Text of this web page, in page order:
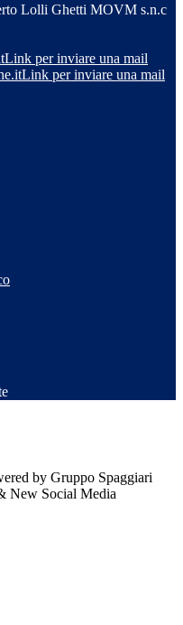
Lolli Ghetti MOVM s.n.c
Link per inviare una mail
Link per inviare una mail
by Gruppo Spaggiari
New Social Media